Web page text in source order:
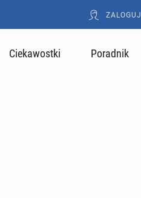
ZALOGUJ
Ciekawostki Poradnik